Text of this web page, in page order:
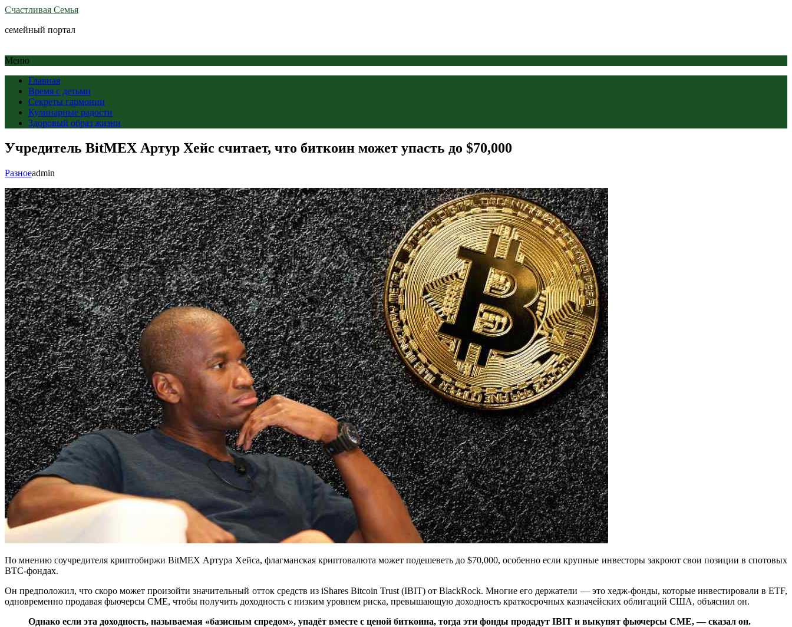
Счастливая Семья
семейный портал
Меню
Главная
Время с детьми
Секреты гармонии
Кулинарные радости
Здоровый образ жизни
Учредитель BitMEX Артур Хейс считает, что биткоин может упасть до $70,000
Разноеadmin
По мнению соучредителя криптобиржи BitMEX Артура Хейса, флагманская криптовалюта может подешеветь до $70,000, особенно если крупные инвесторы закроют свои позиции в спотовых
BTC-фондах.
Он предположил, что скоро может произойти значительный отток средств из iShares Bitcoin Trust (IBIT) от BlackRock. Многие его держатели — это хедж-фонды, которые инвестировали в ETF,
одновременно продавая фьючерсы CME, чтобы получить доходность с низким уровнем риска, превышающую доходность краткосрочных казначейских облигаций США, объяснил он.
Однако если эта доходность, называемая «базисным спредом», упадёт вместе с ценой биткоина, тогда эти фонды продадут IBIT и выкупят фьючерсы CME, — сказал он.